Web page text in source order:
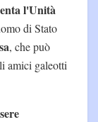
l'Unità
di Stato
, che può
amici galeotti